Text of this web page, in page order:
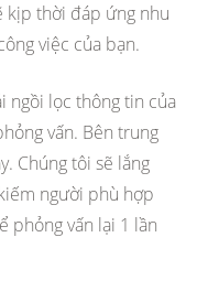
kịp thời đáp ứng nhu
việc của bạn.
ngồi lọc thông tin của
vấn. Bên trung
Chúng tôi sẽ lắng
người phù hợp
phỏng vấn lại 1 lần